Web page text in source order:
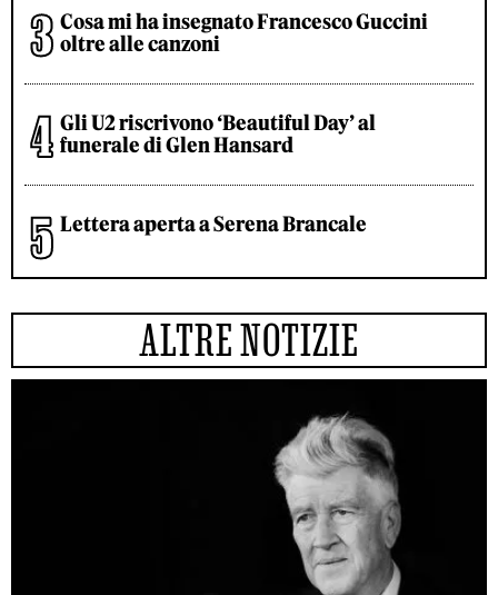
Cosa mi ha insegnato Francesco Guccini
oltre alle canzoni
Gli U2 riscrivono ‘Beautiful Day’ al
funerale di Glen Hansard
Lettera aperta a Serena Brancale
ALTRE NOTIZIE